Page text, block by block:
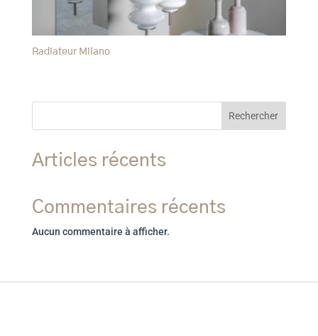
Radiateur Milano
Rechercher
Articles récents
Commentaires récents
Aucun commentaire à afficher.